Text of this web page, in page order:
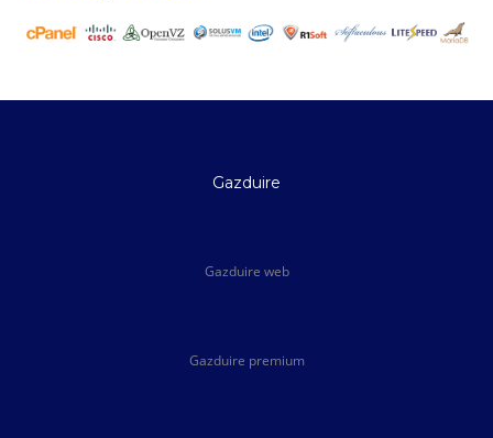
Gazduire
Gazduire web
Gazduire premium